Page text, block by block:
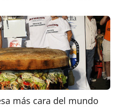
más cara del mundo